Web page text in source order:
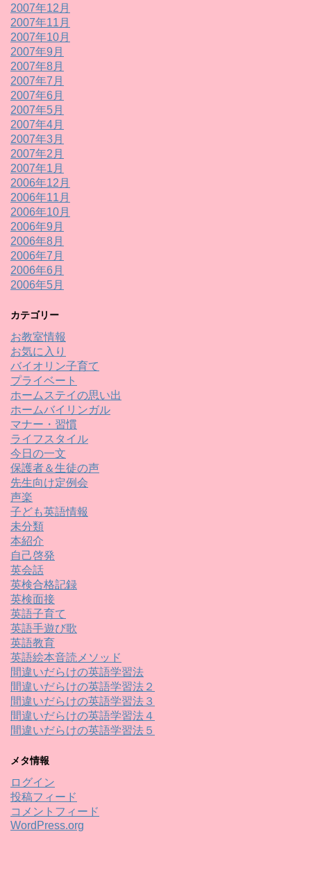
2007年12月
2007年11月
2007年10月
2007年9月
2007年8月
2007年7月
2007年6月
2007年5月
2007年4月
2007年3月
2007年2月
2007年1月
2006年12月
2006年11月
2006年10月
2006年9月
2006年8月
2006年7月
2006年6月
2006年5月
カテゴリー
お教室情報
お気に入り
バイオリン子育て
プライベート
ホームステイの思い出
ホームバイリンガル
マナー・習慣
ライフスタイル
今日の一文
保護者＆生徒の声
先生向け定例会
声楽
子ども英語情報
未分類
本紹介
自己啓発
英会話
英検合格記録
英検面接
英語子育て
英語手遊び歌
英語教育
英語絵本音読メソッド
間違いだらけの英語学習法
間違いだらけの英語学習法２
間違いだらけの英語学習法３
間違いだらけの英語学習法４
間違いだらけの英語学習法５
メタ情報
ログイン
投稿フィード
コメントフィード
WordPress.org